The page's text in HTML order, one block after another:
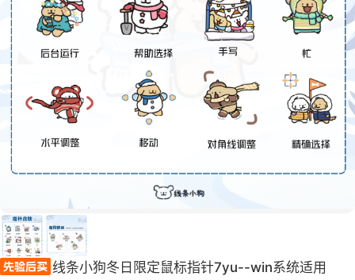
线条小狗冬日限定鼠标指针7yu--win系统适用